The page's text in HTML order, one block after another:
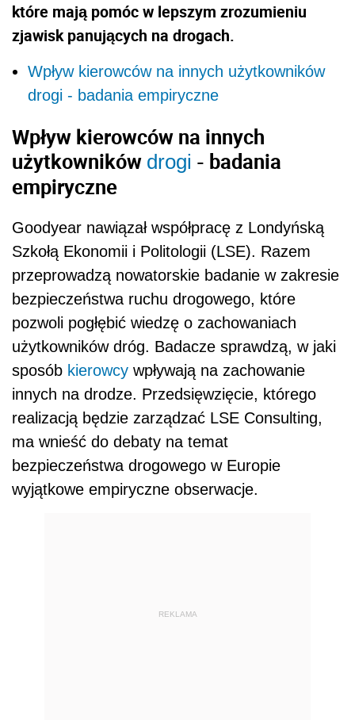
które mają pomóc w lepszym zrozumieniu
zjawisk panujących na drogach.
Wpływ kierowców na innych użytkowników
drogi - badania empiryczne
Wpływ kierowców na innych
użytkowników drogi - badania
empiryczne
Goodyear nawiązał współpracę z Londyńską
Szkołą Ekonomii i Politologii (LSE). Razem
przeprowadzą nowatorskie badanie w zakresie
bezpieczeństwa ruchu drogowego, które
pozwoli pogłębić wiedzę o zachowaniach
użytkowników dróg. Badacze sprawdzą, w jaki
sposób kierowcy wpływają na zachowanie
innych na drodze. Przedsięwzięcie, którego
realizacją będzie zarządzać LSE Consulting,
ma wnieść do debaty na temat
bezpieczeństwa drogowego w Europie
wyjątkowe empiryczne obserwacje.
REKLAMA